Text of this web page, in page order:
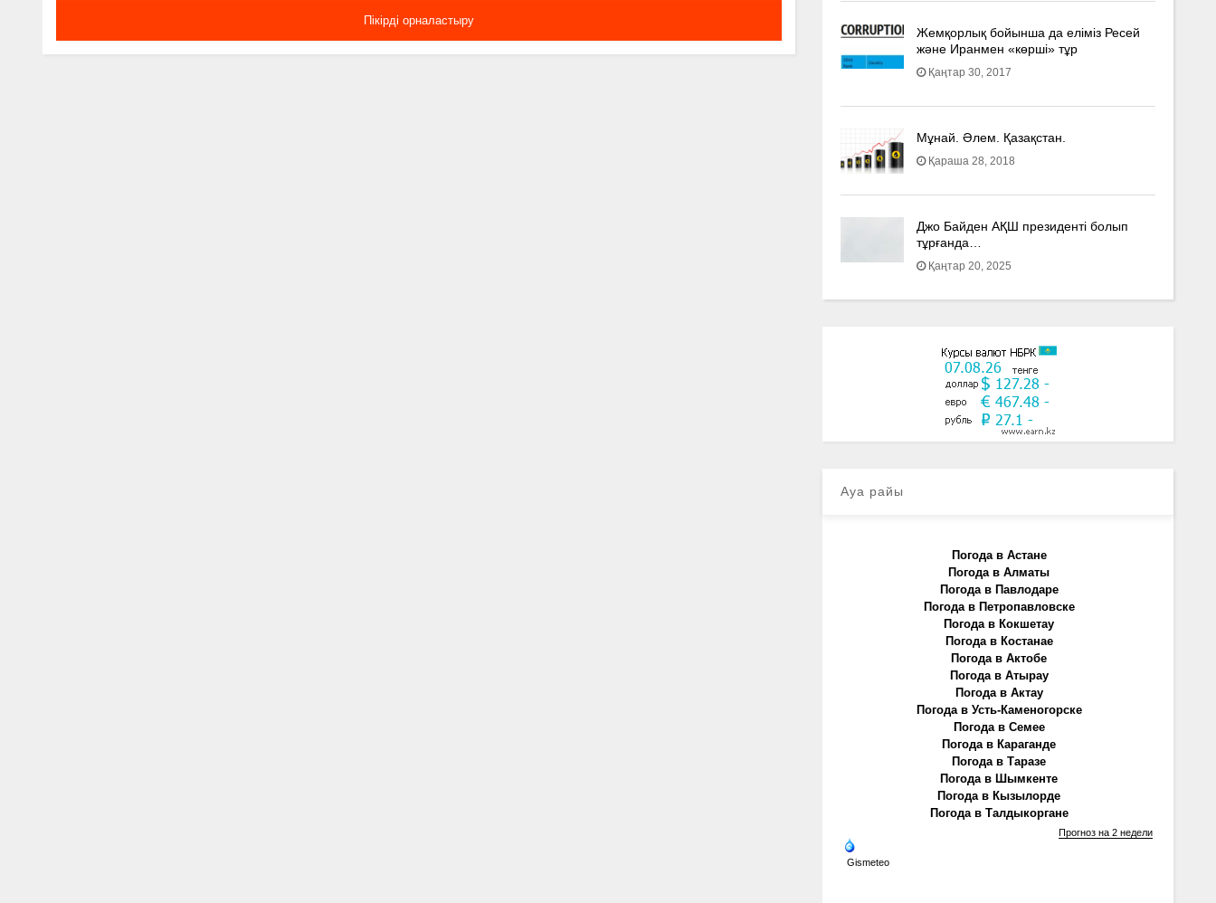
Жемқорлық бойынша да еліміз Ресей
және Иранмен «көрші» тұр
Қаңтар 30, 2017
Мұнай. Әлем. Қазақстан.
Қараша 28, 2018
Джо Байден АҚШ президенті болып
тұрғанда…
Қаңтар 20, 2025
Ауа райы
Погода в Астане
Погода в Алматы
Погода в Павлодаре
Погода в Петропавловске
Погода в Кокшетау
Погода в Костанае
Погода в Актобе
Погода в Атырау
Погода в Актау
Погода в Усть-Каменогорске
Погода в Семее
Погода в Караганде
Погода в Таразе
Погода в Шымкенте
Погода в Кызылорде
Погода в Талдыкоргане
Gismeteo
Прогноз на 2 недели